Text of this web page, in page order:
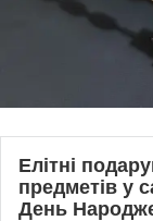
Елітні
предметів у
День